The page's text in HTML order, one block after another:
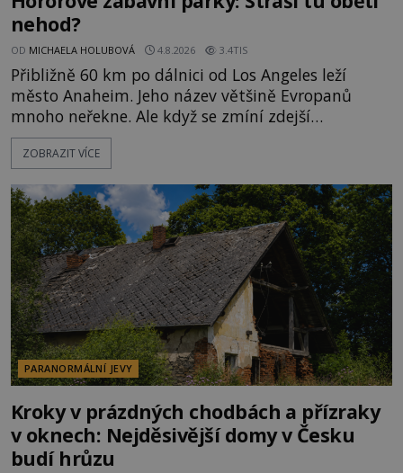
nehod?
OD MICHAELA HOLUBOVÁ 4.8.2026 3.4TIS
Přibližně 60 km po dálnici od Los Angeles leží
město Anaheim. Jeho název většině Evropanů
mnoho neřekne. Ale když se zmíní zdejší
Disneyland, je hned jasno. Zábavní park vyroste na
poklidném místě bývalého sadu pomerančovníků.
kolem 17 000 000 zábavychtivých lidí ročně. A ač je
velká snaha to utajit, někteří z
ZOBRAZIT VÍCE
PARANORMÁLNÍ JEVY
Kroky v prázdných chodbách a přízraky
v oknech: Nejděsivější domy v Česku
budí hrůzu